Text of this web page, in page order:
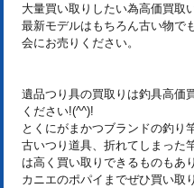
大量買い取りしたい為高価買取
最新モデルはもちろん古い物で
会にお売りください。
遺品つり具の買取りは釣具高価
ください!(^^)!
とくにがまかつブランドの釣り
古いつり道具、折れてしまった
は高く買い取りできるものもあ
カニエのポパイまでぜひ買い取